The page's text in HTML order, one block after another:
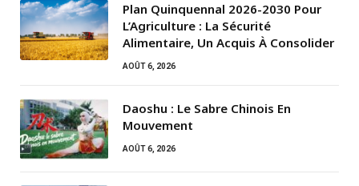
Plan Quinquennal 2026-2030 Pour
L’Agriculture : La Sécurité
Alimentaire, Un Acquis À Consolider
AOÛT 6, 2026
Daoshu : Le Sabre Chinois En
Mouvement
AOÛT 6, 2026